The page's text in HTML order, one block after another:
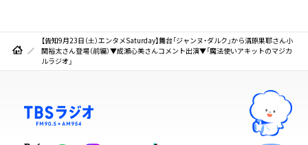
【告知9月23日（土）エンタメSaturday】舞台「ジャンヌ・ダルク」から清原果耶さん小
関裕太さん登場（前編）▼成瀬心美さんコメント出演▼「魔法使いアキットのマジカ
ルラジオ」